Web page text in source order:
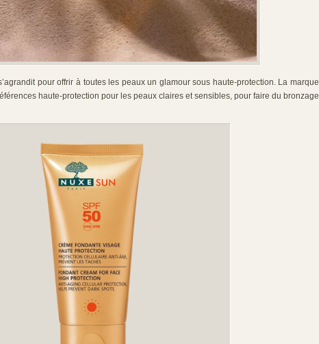
pour offrir à toutes les peaux un glamour sous haute-protection. La marque
haute-protection pour les peaux claires et sensibles, pour faire du bronzage